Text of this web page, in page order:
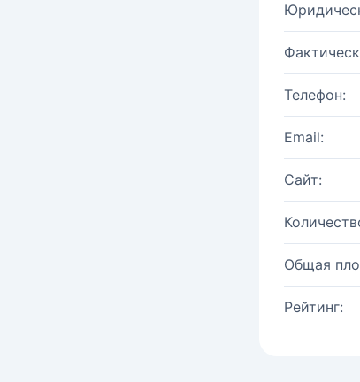
Телефон:
Email:
Сайт:
Общая
Рейтинг: